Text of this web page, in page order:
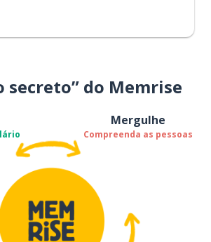
secreto” do Memrise
Mergulhe
Compreenda as pessoas